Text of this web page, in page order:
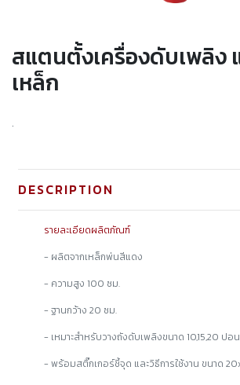
สแตนตั้งเครื่องดับเพลิง
เหล็ก
.
DESCRIPTION
รายละเอียดผลิตภัณฑ์
- ผลิตจากเหล็กพ่นสีแดง
- ความสูง 100 ซม.
- ฐานกว้าง 20 ซม.
- เหมาะสำหรับวางถังดับเพลิงขนาด 10,15,20 ปอ
- พร้อมสติ๊กเกอร์ชี้จุด และวิธีการใช้งาน ขนาด